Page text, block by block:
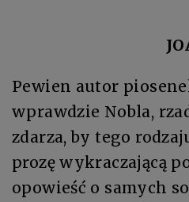
Pewien autor
wprawdzie Nobla,
zdarza, by tego
prozę wykraczającą
opowieść o samych